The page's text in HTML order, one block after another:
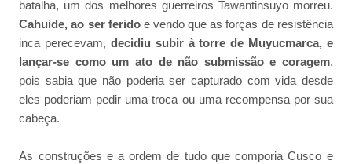
batalha, um dos melhores guerreiros Tawantinsuyo morreu.
Cahuide, ao ser ferido e vendo que as forças de resistência
inca perecevam, decidiu subir à torre de Muyucmarca, e
lançar-se como um ato de não submissão e coragem,
pois sabia que não poderia ser capturado com vida desde
eles poderiam pedir uma troca ou uma recompensa por sua
cabeça.
As construções e a ordem de tudo que comporia Cusco e